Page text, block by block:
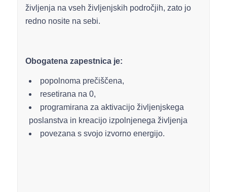
življenja na vseh življenjskih področjih, zato jo
redno nosite na sebi.
Obogatena zapestnica je:
popolnoma prečiščena,
resetirana na 0,
programirana za aktivacijo življenjskega
poslanstva in kreacijo izpolnjenega življenja
povezana s svojo izvorno energijo.